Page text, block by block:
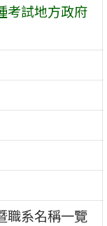
考試地方政府
職系名稱一覽